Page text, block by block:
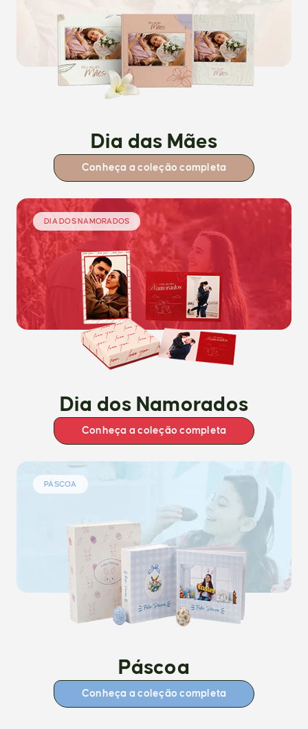
Dia das Mães
Conheça a coleção completa
DIA DOS NAMORADOS
Dia dos Namorados
Conheça a coleção completa
PÁSCOA
Páscoa
Conheça a coleção completa